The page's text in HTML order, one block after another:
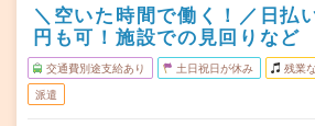
＼空いた時間で働く！／日払
円も可！施設での見回りなど
交通費別途支給あり 土日祝日が休み 残業な
派遣